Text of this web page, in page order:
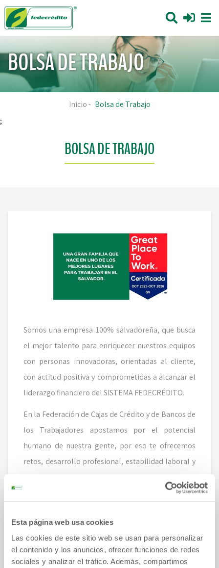
Esta página web usa cookies
Las cookies de este sitio web se usan para personalizar
el contenido y los anuncios, ofrecer funciones de redes
sociales y analizar el tráfico. Además, compartimos
BOLSA DE TRABAJO
Inicio- Bolsa de Trabajo
;
BOLSA DE TRABAJO
Somos una empresa 100% salvadoreña, que busca
el mejor talento para enriquecer nuestros equipos
con personas innovadoras, orientadas al cliente,
con actitud positiva y comprometidas a alcanzar el
liderazgo financiero del SISTEMA FEDECRÉDITO.
En la Federación de Cajas de Crédito y de Bancos de
los Trabajadores apostamos por el potencial
humano de nuestra gente, por eso te ofrecemos
retos, desarrollo profesional, estabilidad laboral y
FEDECRÉDITO!
, completa el siguiente formulario
y adjunta tu curriculum.